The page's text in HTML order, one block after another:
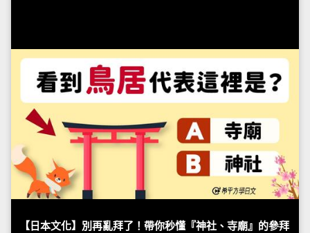
【日本文化】別再亂拜了！帶你秒懂『神社、寺廟』的參拜